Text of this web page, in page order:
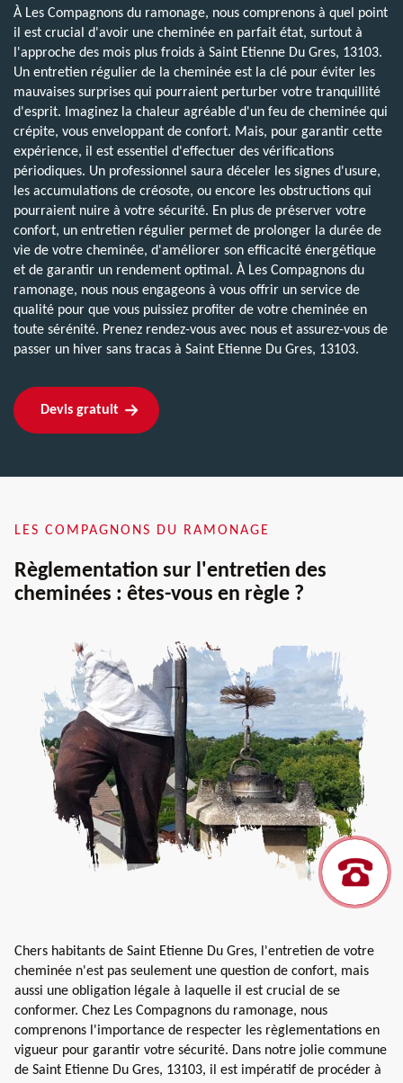
À Les Compagnons du ramonage, nous comprenons à quel point
il est crucial d'avoir une cheminée en parfait état, surtout à
l'approche des mois plus froids à Saint Etienne Du Gres, 13103.
Un entretien régulier de la cheminée est la clé pour éviter les
mauvaises surprises qui pourraient perturber votre tranquillité
d'esprit. Imaginez la chaleur agréable d'un feu de cheminée qui
crépite, vous enveloppant de confort. Mais, pour garantir cette
expérience, il est essentiel d'effectuer des vérifications
périodiques. Un professionnel saura déceler les signes d'usure,
les accumulations de créosote, ou encore les obstructions qui
pourraient nuire à votre sécurité. En plus de préserver votre
confort, un entretien régulier permet de prolonger la durée de
vie de votre cheminée, d'améliorer son efficacité énergétique
et de garantir un rendement optimal. À Les Compagnons du
ramonage, nous nous engageons à vous offrir un service de
qualité pour que vous puissiez profiter de votre cheminée en
toute sérénité. Prenez rendez-vous avec nous et assurez-vous de
passer un hiver sans tracas à Saint Etienne Du Gres, 13103.
Devis gratuit
LES COMPAGNONS DU RAMONAGE
Règlementation sur l'entretien des
cheminées : êtes-vous en règle ?
Chers habitants de Saint Etienne Du Gres, l'entretien de votre
cheminée n'est pas seulement une question de confort, mais
aussi une obligation légale à laquelle il est crucial de se
conformer. Chez Les Compagnons du ramonage, nous
comprenons l'importance de respecter les règlementations en
vigueur pour garantir votre sécurité. Dans notre jolie commune
de Saint Etienne Du Gres, 13103, il est impératif de procéder à